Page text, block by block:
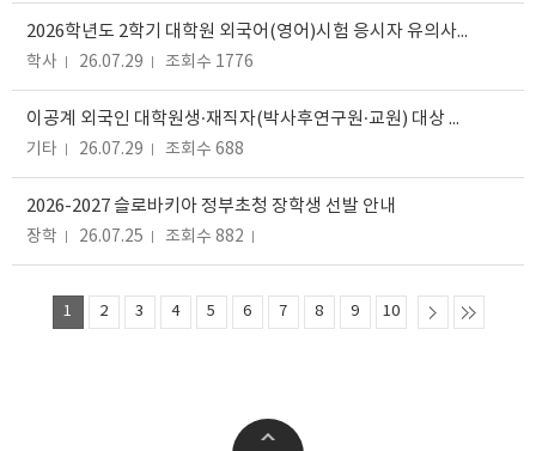
2026학년도 2학기 대학원 외국어(영어)시험 응시자 유의사항 안내
학사 26.07.29 조회수 1776
이공계 외국인 대학원생·재직자(박사후연구원·교원) 대상 설문조사 참여 안내
기타 26.07.29 조회수 688
2026-2027 슬로바키아 정부초청 장학생 선발 안내
장학 26.07.25 조회수 882
1 2 3 4 5 6 7 8 9 10